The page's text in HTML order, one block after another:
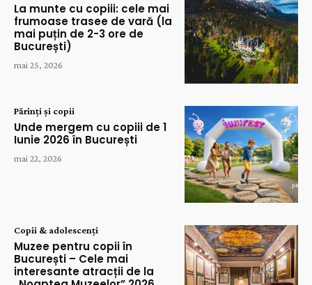
La munte cu copiii: cele mai
frumoase trasee de vară (la
mai puțin de 2-3 ore de
București)
mai 25, 2026
Părinți și copii
Unde mergem cu copiii de 1
Iunie 2026 în București
mai 22, 2026
Copii & adolescenți
Muzee pentru copii în
București – Cele mai
interesante atracții de la